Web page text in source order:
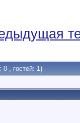
0 , гостей: 1)